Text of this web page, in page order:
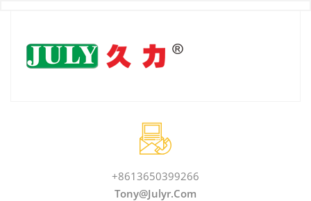
+8613650399266
Tony@julyr.com